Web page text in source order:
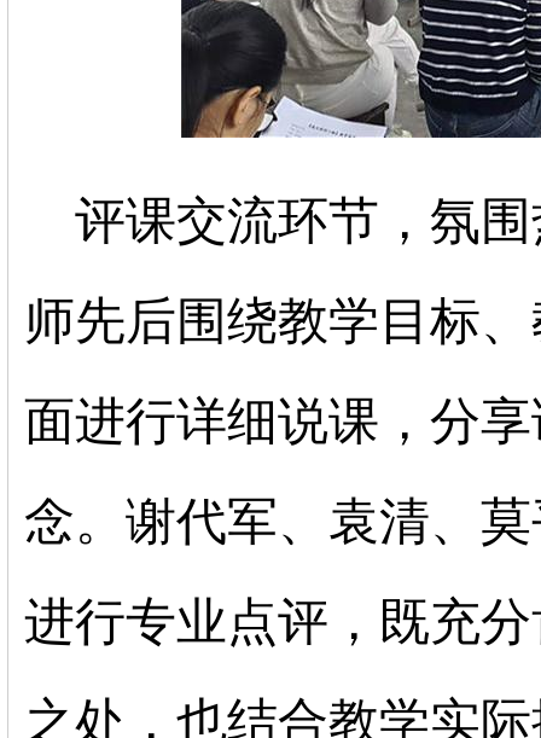
评课交流环节，氛
师先后围绕教学目标
面进行详细说课，分
念。谢代军、袁清、
进行专业点评，既充
之处，也结合教学实